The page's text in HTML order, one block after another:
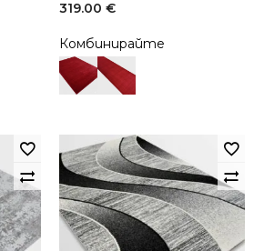
319.00 €
Комбинирайте